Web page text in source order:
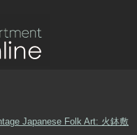
Japanese Folk Art: 火鉢敷